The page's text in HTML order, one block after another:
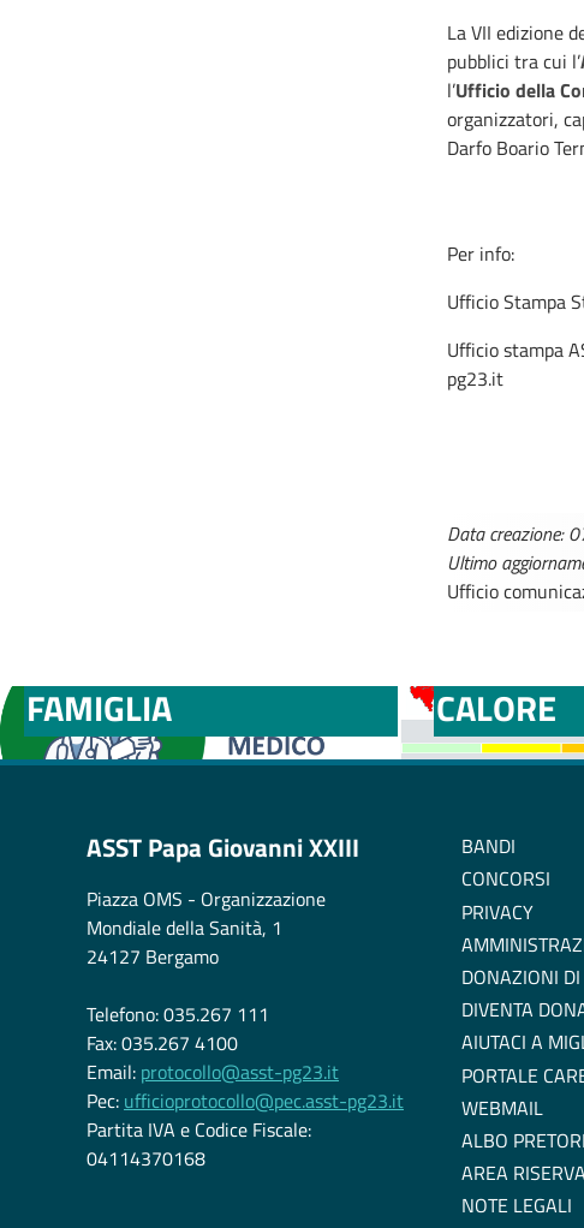
La VII edizione
pubblici tra cui l’
l’Ufficio della
organizzatori,
Darfo Boario
Per info:
Ufficio Stampa
Ufficio stampa
pg23.it
Data creazione:
Ultimo
Ufficio
FAMIGLIA
CALORE
ASST Papa Giovanni XXIII
Piazza OMS - Organizzazione
Mondiale della Sanità, 1
24127 Bergamo
Telefono: 035.267 111
Fax: 035.267 4100
Email: protocollo@asst-pg23.it
Pec: ufficioprotocollo@pec.asst-pg23.it
Partita IVA e Codice Fiscale:
04114370168
BANDI
CONCORSI
PRIVACY
DONAZIONI
DIVENTA
AIUTACI A
PORTALE
WEBMAIL
ALBO
AREA
NOTE LEGALI